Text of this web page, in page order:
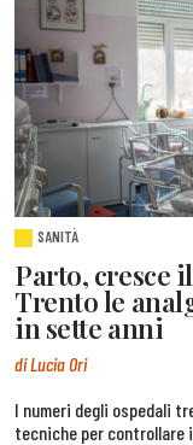
SANITÀ
Parto, cresce
Trento le
in sette anni
di Lucia Ori
I numeri degli ospedali
tecniche per controllare